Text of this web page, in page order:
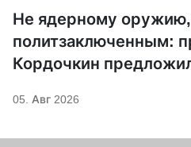
Не ядерному
политзаключенным:
Кордочкин
Саровского
05. Авг 2026